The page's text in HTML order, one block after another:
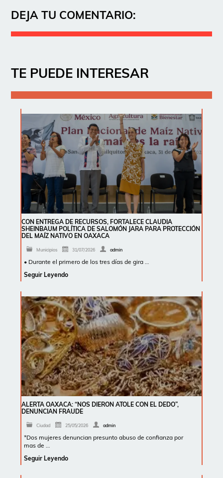
DEJA TU COMENTARIO:
TE PUEDE INTERESAR
CON ENTREGA DE RECURSOS, FORTALECE CLAUDIA
SHEINBAUM POLÍTICA DE SALOMÓN JARA PARA PROTECCIÓN
DEL MAÍZ NATIVO EN OAXACA
Municipios 31/07/2026 admin
• Durante el primero de los tres días de gira …
Seguir Leyendo
ALERTA OAXACA: “NOS DIERON ATOLE CON EL DEDO”,
DENUNCIAN FRAUDE
Ciudad 25/05/2026 admin
*Dos mujeres denuncian presunto abuso de confianza por
mas de …
Seguir Leyendo